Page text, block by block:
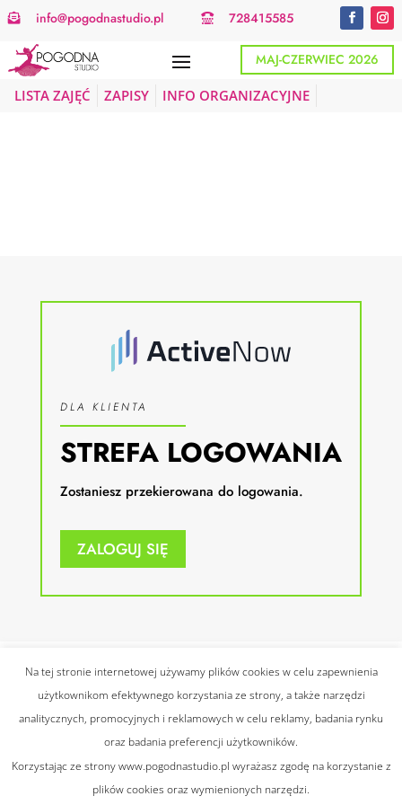
 info@pogodnastudio.pl  728415585
MAJ-CZERWIEC 2026
LISTA ZAJĘĆ
ZAPISY INFO ORGANIZACYJNE
DLA KLIENTA
STREFA LOGOWANIA
Zostaniesz przekierowana do logowania.
ZALOGUJ SIĘ
© 2021 Wszelkie prawa
zastrzeżone |Polityka
prywatności| Regulamin Projekt:
Na tej stronie internetowej używamy plików cookies w celu zapewnienia
użytkownikom efektywnego korzystania ze strony, a także narzędzi
analitycznych, promocyjnych i reklamowych w celu reklamy, badania rynku
oraz badania preferencji użytkowników.
Korzystając ze strony www.pogodnastudio.pl wyrażasz zgodę na korzystanie z
plików cookies oraz wymienionych narzędzi.